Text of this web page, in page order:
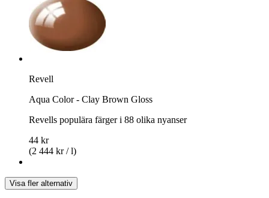
Revell
Aqua Color - Clay Brown Gloss
Revells populära färger i 88 olika nyanser
44 kr
(2 444 kr / l)
Visa fler alternativ